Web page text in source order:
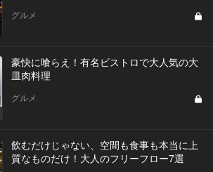
グルメ
豪快に喰らえ！有名ビストロで大人気の大
皿肉料理
グルメ
飲むだけじゃない、空間も食事も本当に上
質なものだけ！大人のフリーフロー7選